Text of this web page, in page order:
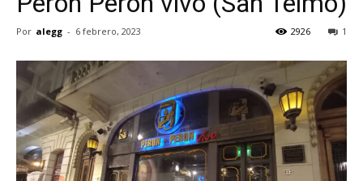
Por alegg - 6 febrero, 2023 1
2926